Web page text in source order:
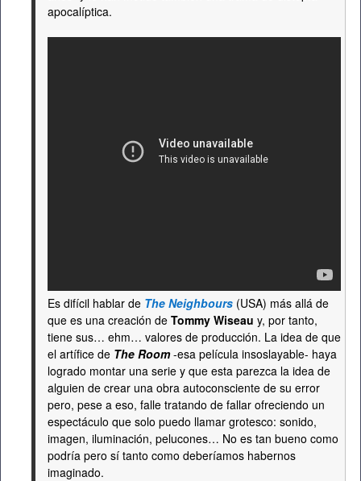
apocalíptica.
Es difícil hablar de The Neighbours (USA) más allá de
que es una creación de Tommy Wiseau y, por tanto,
tiene sus… ehm… valores de producción. La idea de que
el artífice de The Room-esa película insoslayable- haya
logrado montar una serie y que esta parezca la idea de
alguien de crear una obra autoconsciente de su error
pero, pese a eso, falle tratando de fallar ofreciendo un
espectáculo que solo puedo llamar grotesco: sonido,
imagen, iluminación, pelucones… No es tan bueno como
podría pero sí tanto como deberíamos habernos
imaginado.